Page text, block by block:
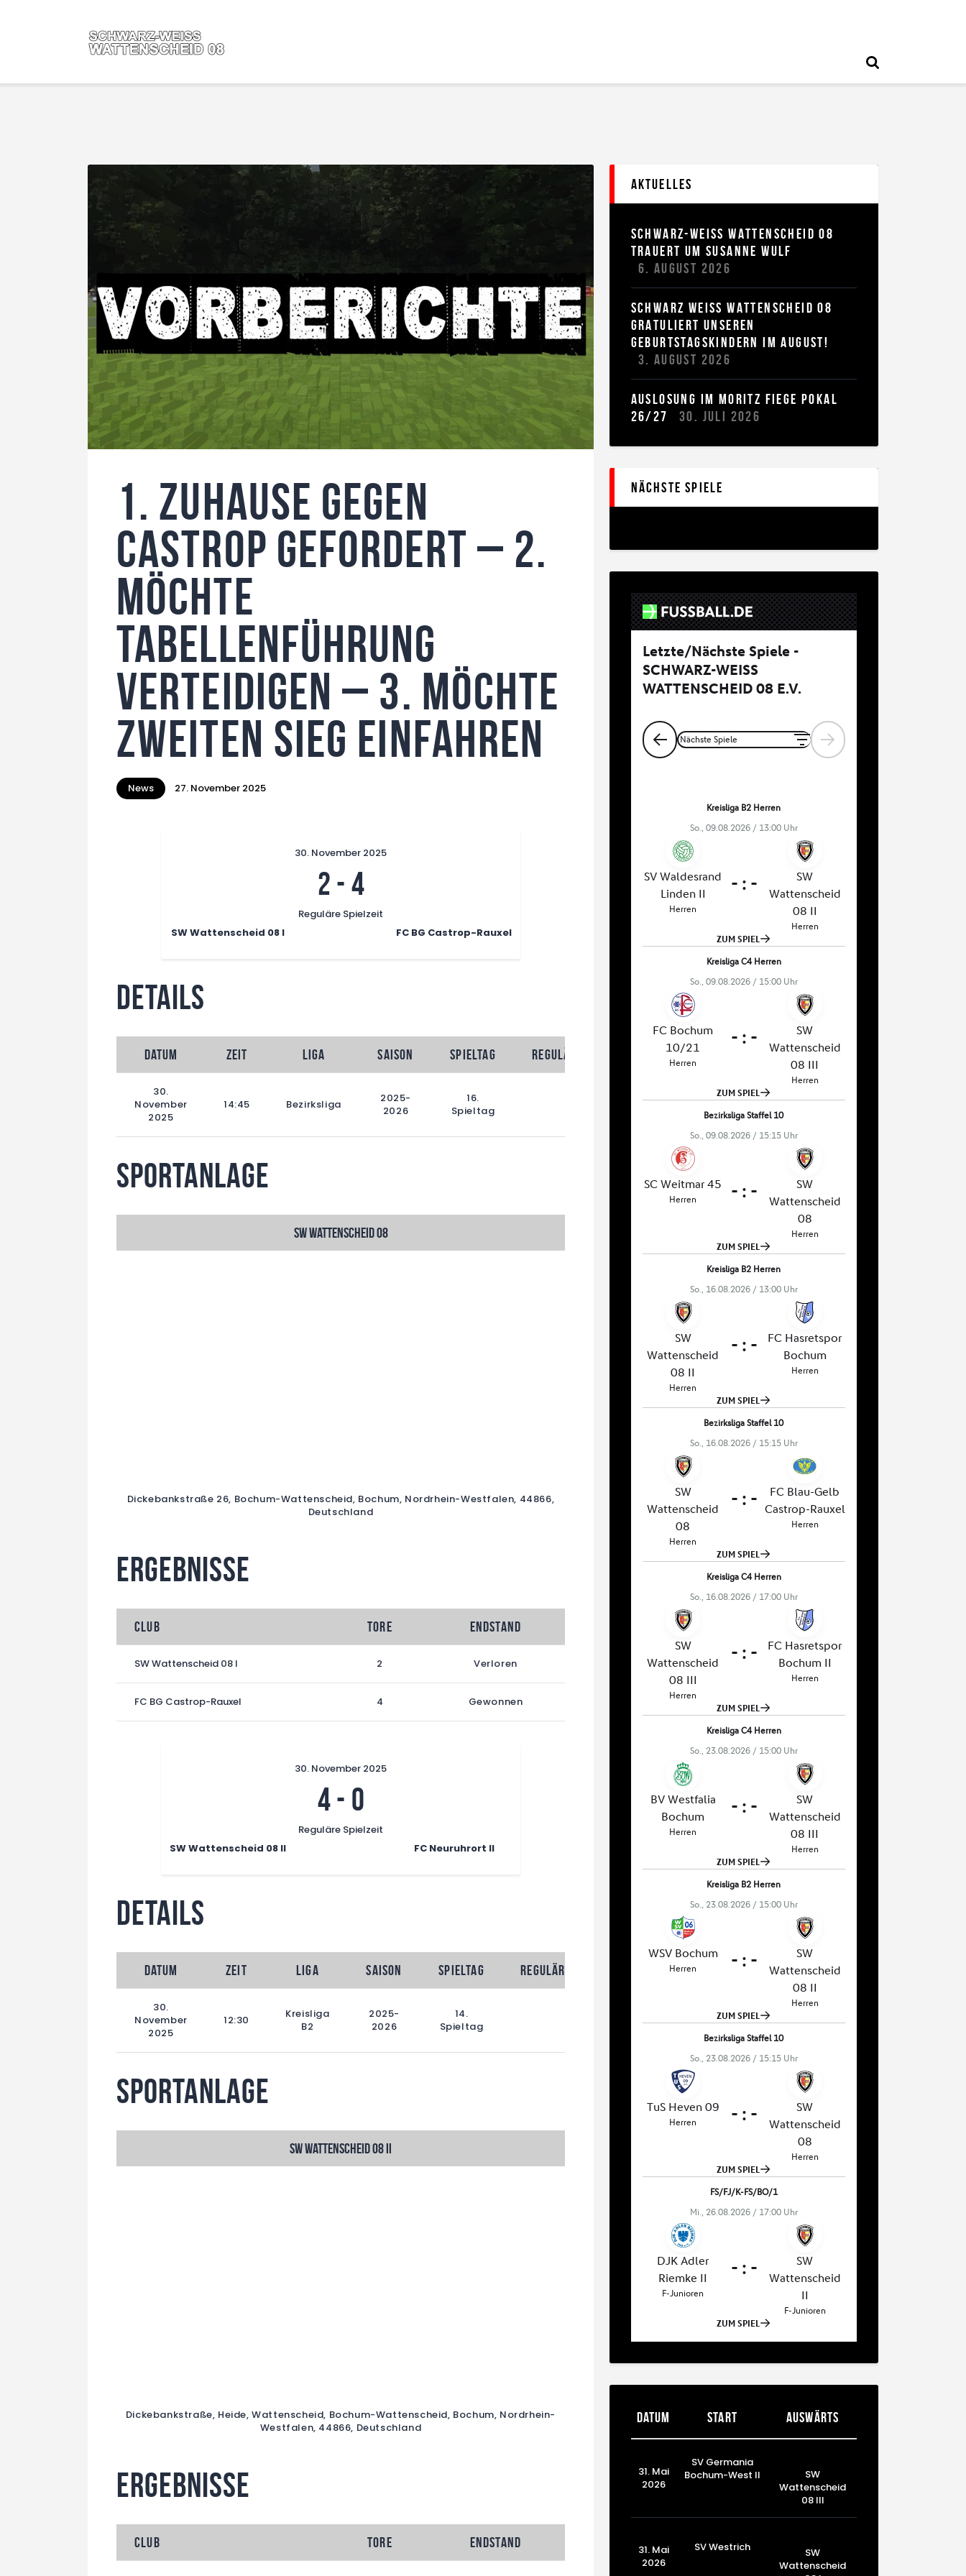
Verein
Kontakt
Datenschutz / Impressum
1. zuhause gegen
Castrop gefordert – 2.
möchte
Tabellenführung
verteidigen – 3. möchte
zweiten Sieg einfahren
News 27. November 2025
SW Wattenscheid 08 I FC BG Castrop-Rauxel
30. November 2025
2 - 4
Reguläre Spielzeit
Details
Datum Zeit Liga Saison Spieltag Reguläre Spielzeit
30.
November
2025
14:45 Bezirksliga
2025-
2026
16.
Spieltag
Sportanlage
SW Wattenscheid 08
Dickebankstraße 26, Bochum-Wattenscheid, Bochum, Nordrhein-Westfalen, 44866,
Deutschland
Ergebnisse
Club Tore Endstand
SW Wattenscheid 08 I 2 Verloren
FC BG Castrop-Rauxel 4 Gewonnen
SW Wattenscheid 08 II FC Neuruhrort II
30. November 2025
4- 0
Reguläre Spielzeit
Details
Datum Zeit Liga Saison Spieltag Reguläre Spielzeit
30.
November
2025
12:30
Kreisliga
B2
2025-
2026
14.
Spieltag
Sportanlage
SW Wattenscheid 08 II
Dickebankstraße, Heide, Wattenscheid, Bochum-Wattenscheid, Bochum, Nordrhein-
Westfalen, 44866, Deutschland
Ergebnisse
Club Tore Endstand
Aktuelles
SCHWARZ-WEISS WATTENSCHEID 08
TRAUERT UM SUSANNE WULF
6. AUGUST 2026
SCHWARZ WEISS WATTENSCHEID 08 G
RATULIERT UNSEREN G
EBURTSTAGSKINDERN IM AUGUST!
3. AUGUST 2026
AUSLOSUNG IM MORITZ FIEGE POKAL
26/27
30. JULI 2026
Nächste Spiele
Datum Start Auswärts
31. Mai
2026
SV Germania
Bochum-West II
SW
Wattenscheid
08 III
31. Mai
2026
SV Westrich
SW
Wattenscheid